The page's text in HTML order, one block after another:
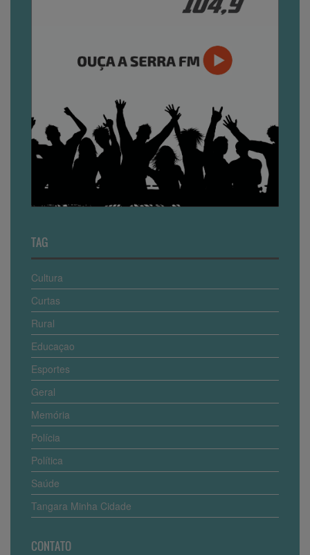
TAG
Cultura
Curtas
Rural
Educaçao
Esportes
Geral
Memória
Polícia
Política
Saúde
Tangara Minha Cidade
CONTATO